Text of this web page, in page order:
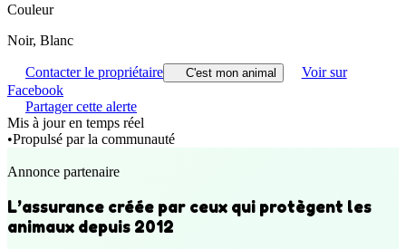
Couleur
Noir, Blanc
Contacter le propriétaire C'est mon animal
Voir sur
Facebook
Partager cette alerte
Mis à jour en temps réel
•Propulsé par la communauté
Annonce partenaire
L’assurance créée par ceux qui protègent les
animaux depuis 2012